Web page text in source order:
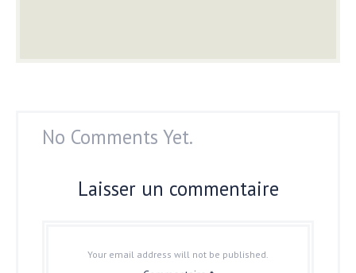
No Comments Yet.
Laisser un commentaire
Your email address will not be published.